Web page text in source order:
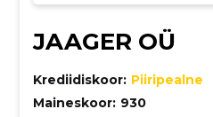
JAAGER OÜ
Krediidiskoor: Piiripealne
Maineskoor: 930